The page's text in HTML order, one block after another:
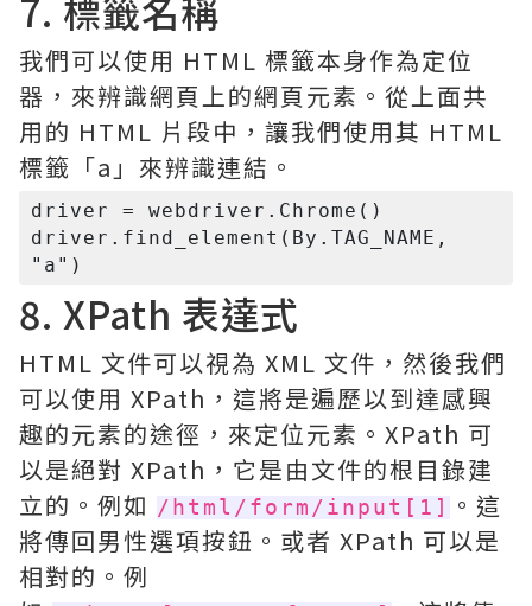
我們可以使用 HTML 標籤本身作為定位
器，來辨識網頁上的網頁元素。從上面共
用的 HTML 片段中，讓我們使用其 HTML
標籤「a」來辨識連結。
driver = webdriver.Chrome()
driver.find_element(By.TAG_NAME,
8. XPath 表達式
HTML 文件可以視為 XML 文件，然後我們
可以使用 XPath，這將是遍歷以到達感興
趣的元素的途徑，來定位元素。XPath 可
以是絕對 XPath，它是由文件的根目錄建
立的。例如 /html/form/input[1]
。這
將傳回男性選項按鈕。或者 XPath 可以是
相對的。例